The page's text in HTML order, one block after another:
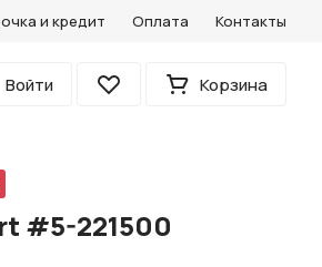
и кредит Оплата Контакты
Войти
Избранное Корзина
#5-221500